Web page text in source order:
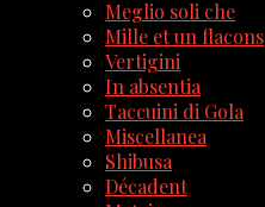
Meglio soli che
Mille et un flacons
Vertigini
In absentia
Taccuini di Gola
Miscellanea
Shibusa
Décadent